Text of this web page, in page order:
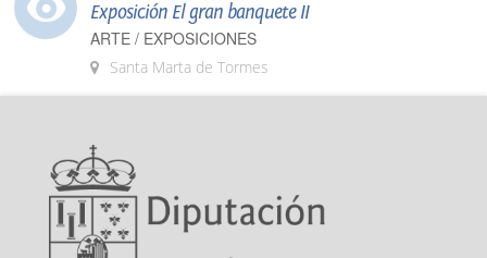
Exposición El gran banquete II
ARTE / EXPOSICIONES
Santa Marta de Tormes